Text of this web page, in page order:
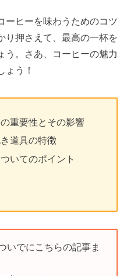
ーヒーを味わうためのコツ
り押さえて、最高の一杯を
う。さあ、コーヒーの魅力
ょう！
重要性とその影響
道具の特徴
いてのポイント
いでにこちらの記事ま